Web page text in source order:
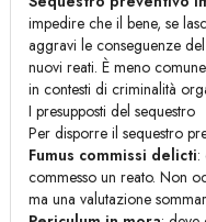
impedire che il bene, se
aggravi le conseguenze
nuovi reati. È meno
in contesti di criminalità
I presupposti del sequestro
Per disporre il sequestro
Fumus commissi delicti:
commesso un reato. Non
ma una valutazione